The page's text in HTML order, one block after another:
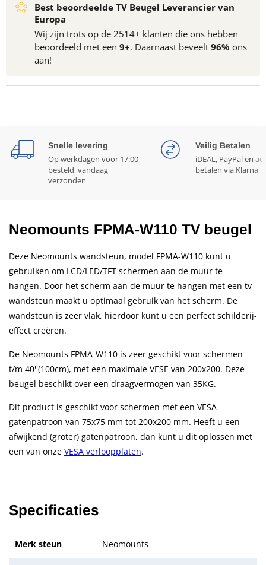
Best beoordeelde TV Beugel Leverancier van
Europa
Wij zijn trots op de 2514+ klanten die ons hebben
beoordeeld met een 9+. Daarnaast beveelt 96% ons
aan!
Snelle levering
Op werkdagen voor 17:00
besteld, vandaag
verzonden
Veilig Betalen
iDEAL, PayPal en
betalen via Klarna
Specificaties
Merk steun Neomounts
Neomounts FPMA-W110 TV beugel
Deze Neomounts wandsteun, model FPMA-W110 kunt u
gebruiken om LCD/LED/TFT schermen aan de muur te
hangen. Door het scherm aan de muur te hangen met een tv
wandsteun maakt u optimaal gebruik van het scherm. De
wandsteun is zeer vlak, hierdoor kunt u een perfect schilderij-
effect creëren.
De Neomounts FPMA-W110 is zeer geschikt voor schermen
t/m 40''(100cm), met een maximale VESE van 200x200. Deze
beugel beschikt over een draagvermogen van 35KG.
Dit product is geschikt voor schermen met een VESA
gatenpatroon van 75x75 mm tot 200x200 mm. Heeft u een
afwijkend (groter) gatenpatroon, dan kunt u dit oplossen met
een van onze VESA verloopplaten.